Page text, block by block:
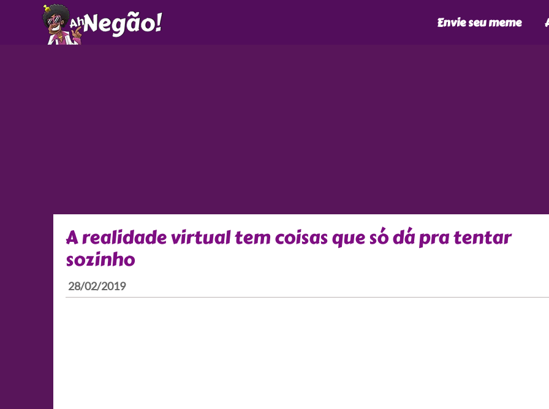
Envie seu meme
A realidade virtual tem coisas que só dá pra tentar
sozinho
28/02/2019